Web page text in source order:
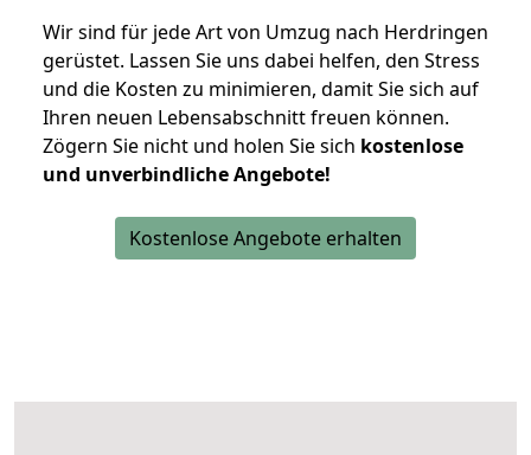
Wir sind für jede Art von Umzug nach Herdringen
gerüstet. Lassen Sie uns dabei helfen, den Stress
und die Kosten zu minimieren, damit Sie sich auf
Ihren neuen Lebensabschnitt freuen können.
Zögern Sie nicht und holen Sie sich kostenlose
und unverbindliche Angebote!
Kostenlose Angebote erhalten